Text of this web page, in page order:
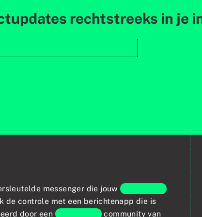
rechtstreeks in je
messenger die jouwpersoonlijke
de controle met een berichtenapp die is
door een wereldwijde community van